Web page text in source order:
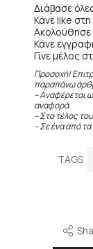
Διάβασε
Κάνε like
Ακολούθησε
Κάνε
Γίνε μέλος
Προσοχή!
παραπάνω
– Αναφέρεται
αναφορά.
– Στο τέλος
– Σε ένα από
TAGS